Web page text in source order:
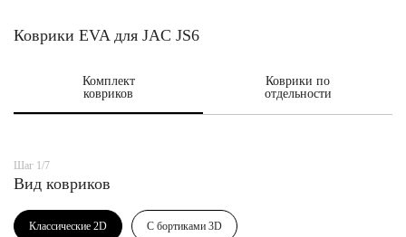
Коврики EVA для JAC JS6
Комплект
ковриков
Коврики по
отдельности
Шаг 1/7
Вид ковриков
Классические 2D С бортиками 3D